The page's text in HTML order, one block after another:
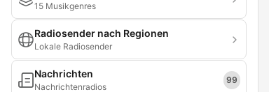
15 Musikgenres
Radiosender nach Regionen
Lokale Radiosender
Nachrichten
Nachrichtenradios
99